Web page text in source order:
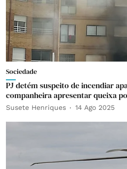
Sociedade
PJ detém suspeito de incendiar
companheira apresentar queixa
Susete Henriques 14 Ago 2025